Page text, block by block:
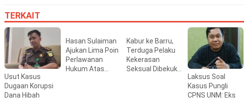
TERKAIT
Usut Kasus
Dugaan Korupsi
Dana Hibah
Hasan Sulaiman
Ajukan Lima Poin
Perlawanan
Hukum Atas
Kabur ke Barru,
Terduga Pelaku
Kekerasan
Seksual Dibekuk
Laksus Soal
Kasus Pungli
CPNS UNM: Eks